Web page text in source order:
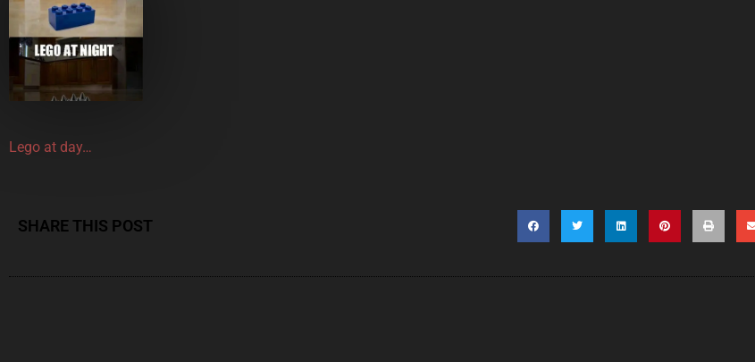
Lego at day…
SHARE THIS POST